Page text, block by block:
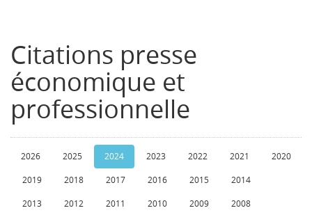
Citations presse
économique et
professionnelle
2026 2025 2024 2023 2022 2021 2020
2019 2018 2017 2016 2015 2014
2013 2012 2011 2010 2009 2008